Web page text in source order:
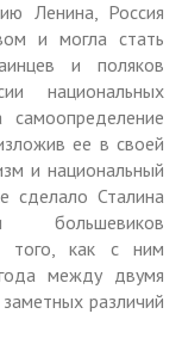
Ленина, Россия
и могла стать
и поляков
национальных
ее в своей
и национальный
сделало Сталина
большевиков
того, как с ним
между двумя
различий